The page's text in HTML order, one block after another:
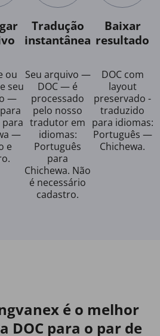
ou
seu
—
—
e
Tradução
instantânea
Seu arquivo —
DOC — é
processado
pelo nosso
tradutor em
idiomas:
Português
para
Chichewa. Não
é necessário
cadastro.
Baixar
resultado
DOC com
layout
preservado -
traduzido
para idiomas:
Português —
Chichewa.
é o melhor
DOC para o par de